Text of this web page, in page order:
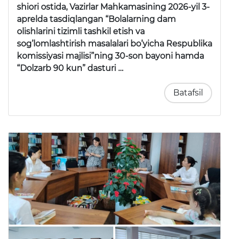
shiori ostida, Vazirlar Mahkamasining 2026-yil 3-
aprelda tasdiqlangan “Bolalarning dam
olishlarini tizimli tashkil etish va
sog’lomlashtirish masalalari bo’yicha Respublika
komissiyasi majlisi”ning 30-son bayoni hamda
“Dolzarb 90 kun” dasturi …
Batafsil